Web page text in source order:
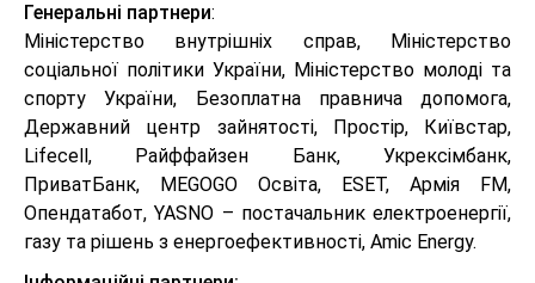
Генеральні партнери:
Міністерство внутрішніх справ, Міністерство
соціальної політики України, Міністерство молоді та
спорту України, Безоплатна правнича допомога,
Державний центр зайнятості, Простір, Київстар,
Lifecell, Райффайзен Банк, Укрексімбанк,
ПриватБанк, MEGOGO Освіта, ESET, Армія FM,
Опендатабот, YASNO – постачальник електроенергії,
газу та рішень з енергоефективності, Amic Energy.